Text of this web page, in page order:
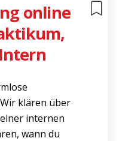
online
klären über
internen
wann du